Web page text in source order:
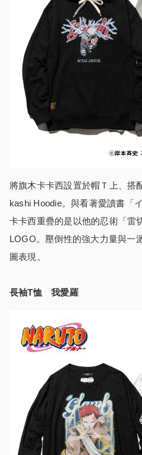
將旗木卡卡西設置於帽Ｔ上、搭
kashi Hoodie。與看著愛讀書「
卡卡西重疊的是以他的忍術「雷
LOGO。壓倒性的強大力量與一
圖表現。
長袖T恤 我愛羅